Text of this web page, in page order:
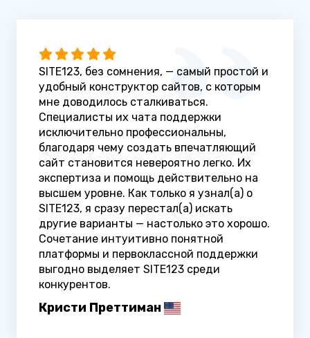
SITE123, без сомнения, — самый простой и
удобный конструктор сайтов, с которым
мне доводилось сталкиваться.
Специалисты их чата поддержки
исключительно профессиональны,
благодаря чему создать впечатляющий
сайт становится невероятно легко. Их
экспертиза и помощь действительно на
высшем уровне. Как только я узнал(а) о
SITE123, я сразу перестал(а) искать
другие варианты — настолько это хорошо.
Сочетание интуитивно понятной
платформы и первоклассной поддержки
выгодно выделяет SITE123 среди
конкурентов.
Кристи Преттиман